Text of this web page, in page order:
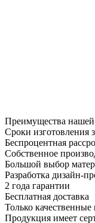
Преимущества
Сроки изготовления
Беспроцентная
Собственное
Большой выбор
Разработка дизайн-
2 года гарантии
Бесплатная доставка
Только
Продукция имеет